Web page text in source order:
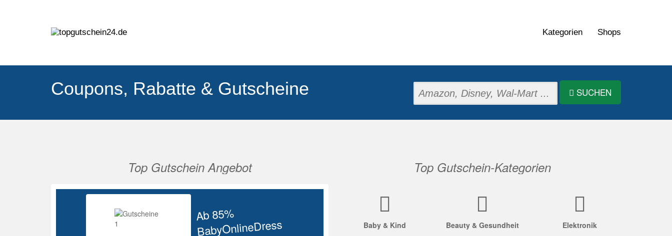
Kategorien Shops
Coupons, Rabatte & Gutscheine SUCHEN
Top Gutschein Angebot
Ab 85%
BabyOnlineDress
Vorherige
Top Gutschein-Kategorien
Baby & Kind Beauty & Gesundheit Elektronik